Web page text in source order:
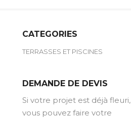
MOBILIER DE JARDIN
CATEGORIES
TERRASSES ET PISCINES
DEMANDE DE DEVIS
Si votre projet est déjà fleuri,
vous pouvez faire votre